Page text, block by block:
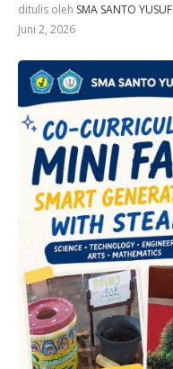
ditulis oleh SMA SANTO YUSUF
Juni 2, 2026